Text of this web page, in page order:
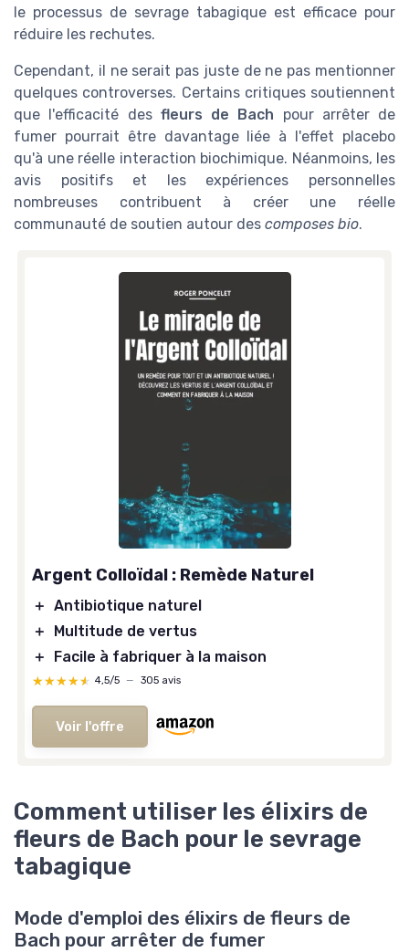
le processus de sevrage tabagique est efficace pour
réduire les rechutes.
Cependant, il ne serait pas juste de ne pas mentionner
quelques controverses. Certains critiques soutiennent
que l'efficacité des fleurs de Bach pour arrêter de
fumer pourrait être davantage liée à l'effet placebo
qu'à une réelle interaction biochimique. Néanmoins, les
avis positifs et les expériences personnelles
nombreuses contribuent à créer une réelle
communauté de soutien autour des composes bio.
Argent Colloïdal : Remède Naturel
＋ Antibiotique naturel
＋
Multitude de vertus
＋
Facile à fabriquer à la maison
★★★★★
★★★★★ 4,5/5 — 305 avis
Voir l'offre
Comment utiliser les élixirs de
fleurs de Bach pour le sevrage
tabagique
Mode d'emploi des élixirs de fleurs de
Bach pour arrêter de fumer